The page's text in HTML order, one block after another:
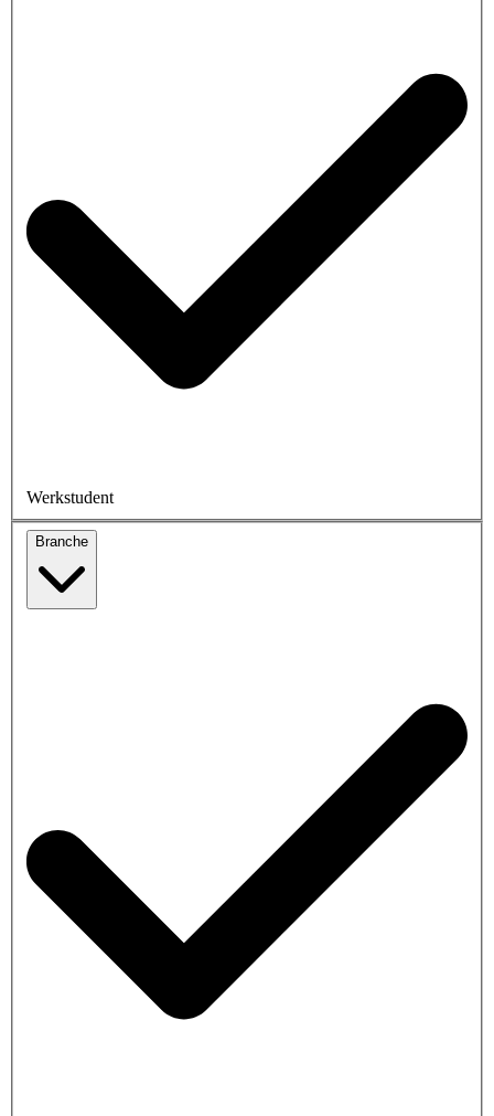
Werkstudent
Branche